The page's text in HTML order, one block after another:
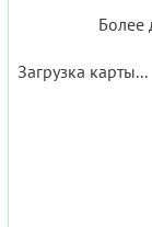
Более
Загрузка карты...